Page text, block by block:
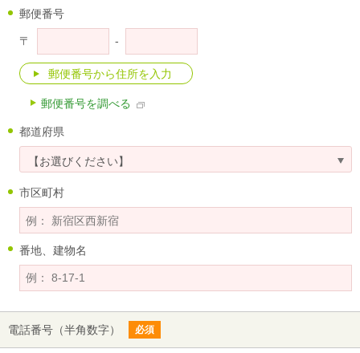
郵便番号
〒 -
郵便番号を調べる
都道府県
【お選びください】
市区町村
番地、建物名
電話番号 （半角数字） 必須